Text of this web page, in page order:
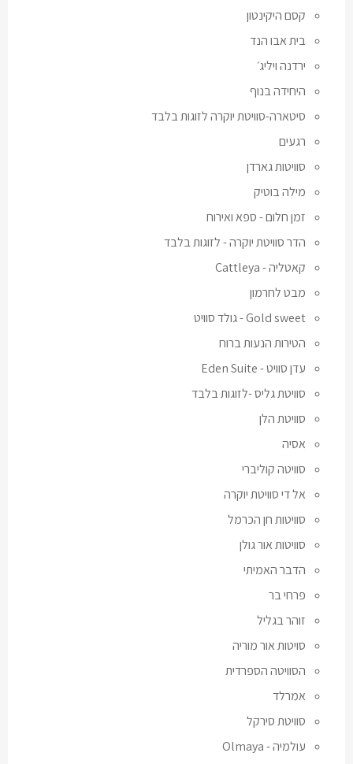
קסם היקינטון
בית אבו הנד
ירדנה ויליג׳
היחידה בנוף
סיטארה-סוויטת יוקרה לזוגות בלבד
רגעים
סוויטות גארדן
מילה בוטיק
זמן חלום - ספא ואירוח
הדר סוויטת יוקרה - לזוגות בלבד
קאטליה - Cattleya
מבט לחרמון
Gold sweet - גולד סוויט
הטירות הנעות ברוח
עדן סוויט - Eden Suite
סוויטת גליס -לזוגות בלבד
סוויטת הלן
אסיה
סוויטה קוליברי
אל די סוויטת יוקרה
סוויטות חן הכרמל
סוויטות אור גולן
הדבר האמיתי
פרחי בר
זוהר בגליל
סויטות אור מוריה
הסוויטה הספרדית
אמרלד
סוויטת סירקל
עולמיה - Olmaya